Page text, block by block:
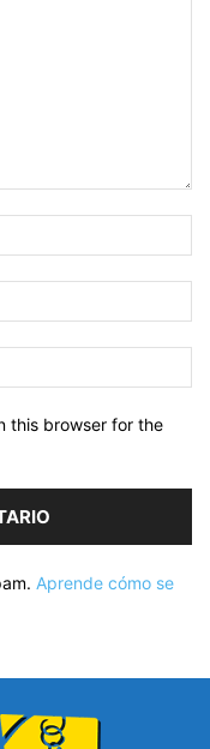
this browser for the
Aprende cómo se